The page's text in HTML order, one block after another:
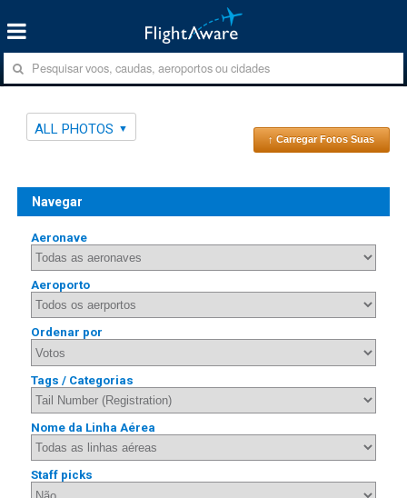
ALL PHOTOS
↑ Carregar Fotos Suas
Navegar
Aeronave
Aeroporto
Ordenar por
Tags / Categorias
Nome da Linha Aérea
Staff picks